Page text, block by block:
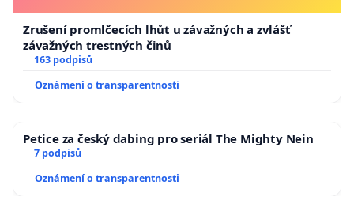
Zrušení promlčecích lhůt u závažných a zvlášť
závažných trestných činů
163 podpisů
Oznámení o transparentnosti
Petice za český dabing pro seriál The Mighty Nein
7 podpisů
Oznámení o transparentnosti